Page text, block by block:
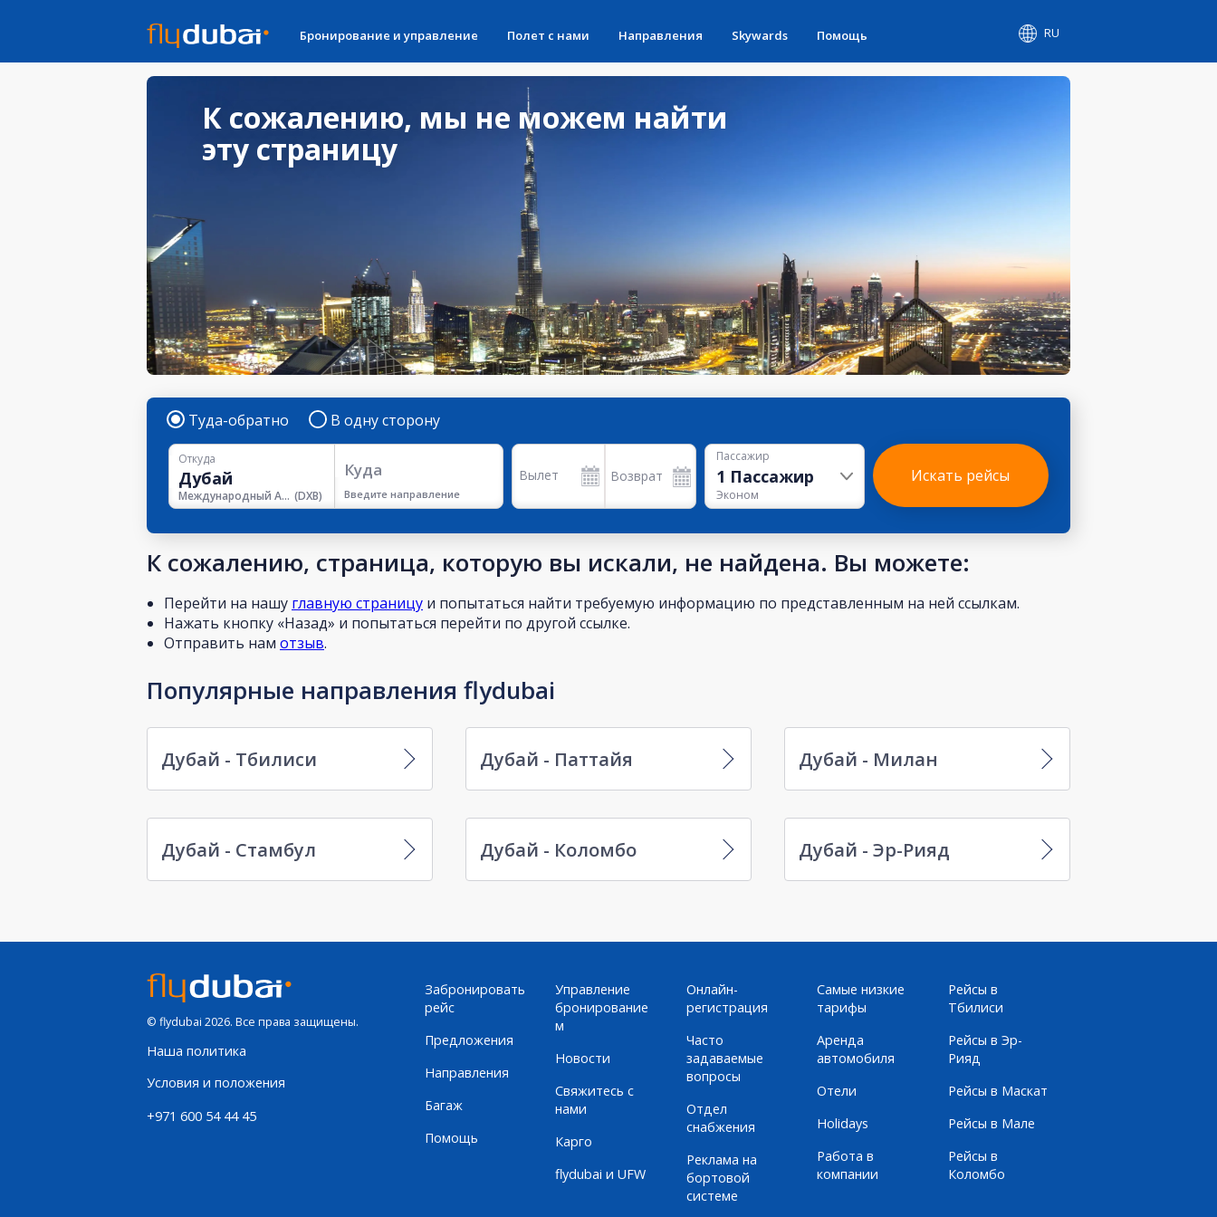
Бронирование и управление Полет с нами Направления Skywards Помощь RU
К сожалению, мы не можем найти
эту страницу
Туда-обратно В одну сторону
Откуда
Международный Аэропорт Дубая (DXB)
Куда
Введите направление
Вылет Возврат
Пассажир
1 Пассажир
Эконом
Искать рейсы
К сожалению, страница, которую вы искали, не найдена. Вы можете:
Перейти на нашу главную страницу и попытаться найти требуемую информацию по представленным на ней ссылкам.
Нажать кнопку «Назад» и попытаться перейти по другой ссылке.
Отправить нам отзыв.
Популярные направления flydubai
Дубай - Тбилиси Дубай - Паттайя Дубай - Милан
Дубай - Стамбул Дубай - Коломбо Дубай - Эр-Рияд
© flydubai 2026. Все права защищены.
Наша политика
Условия и положения
+971 600 54 44 45
Забронировать
рейс
Предложения
Направления
Багаж
Помощь
Управление
бронирование
м
Новости
Свяжитесь с
нами
Карго
flydubai и UFW
Онлайн-
регистрация
Часто
задаваемые
вопросы
Отдел
снабжения
Реклама на
бортовой
системе
Самые низкие
тарифы
Аренда
автомобиля
Отели
Holidays
Работа в
компании
Рейсы в
Тбилиси
Рейсы в Эр-
Рияд
Рейсы в Маскат
Рейсы в Мале
Рейсы в
Коломбо